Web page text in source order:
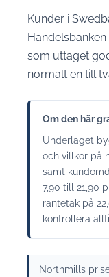
Kunder i
som uttaget
normalt en till
Om den här
Underlaget
och villkor på
samt
7,90 till 21,90
räntetak på
kontrollera
Northmills